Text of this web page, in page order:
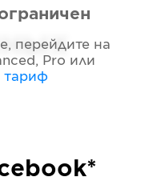
перейдите на
Pro или
тариф